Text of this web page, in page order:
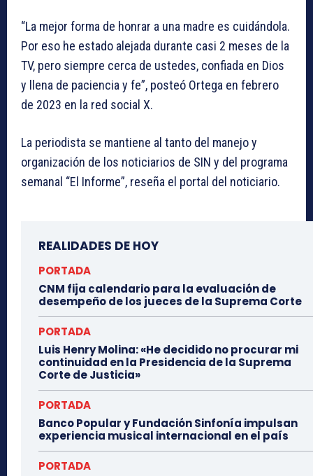
“La mejor forma de honrar a una madre es cuidándola.
Por eso he estado alejada durante casi 2 meses de la
TV, pero siempre cerca de ustedes, confiada en Dios
y llena de paciencia y fe”, posteó Ortega en febrero
de 2023 en la red social X.
La periodista se mantiene al tanto del manejo y
organización de los noticiarios de SIN y del programa
semanal “El Informe”, reseña el portal del noticiario.
REALIDADES DE HOY
PORTADA
CNM fija calendario para la evaluación de
desempeño de los jueces de la Suprema Corte
PORTADA
Luis Henry Molina: «He decidido no procurar mi
continuidad en la Presidencia de la Suprema
Corte de Justicia»
PORTADA
Banco Popular y Fundación Sinfonía impulsan
experiencia musical internacional en el país
PORTADA